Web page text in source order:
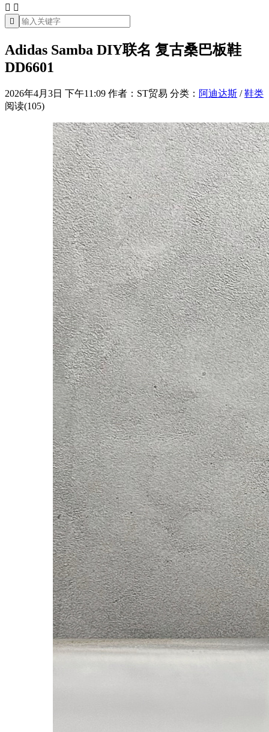
 

Adidas Samba DIY联名 复古桑巴板鞋
DD6601
2026年4月3日 下午11:09 作者：ST贸易 分类： 阿迪达斯 /鞋类
阅读(105)